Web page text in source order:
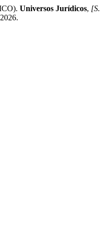
Universos Jurídicos, [S.